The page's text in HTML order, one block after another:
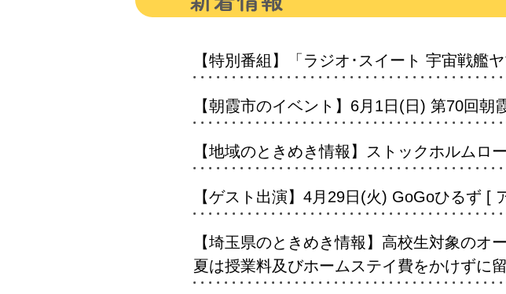
【特別番組】「ラジオ･スイート 宇宙戦艦
【朝霞市のイベント】6月1日(日) 第70回
【地域のときめき情報】ストックホルム
【ゲスト出演】4月29日(火) GoGoひるず [
【埼玉県のときめき情報】高校生対象の
夏は授業料及びホームステイ費をかけずに